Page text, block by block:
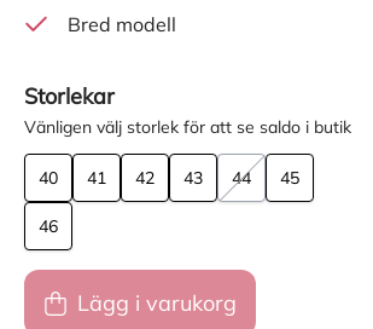
Bred modell
Storlekar
Vänligen välj storlek för att se saldo i butik
40 41 42 43 44 45
46
Lägg i varukorg